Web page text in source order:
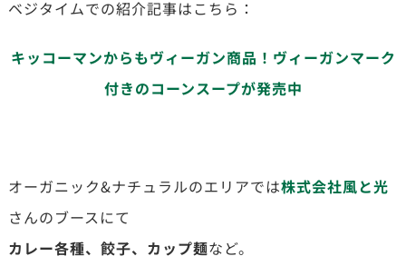
ベジタイムでの紹介記事はこちら：
キッコーマンからもヴィーガン商品！ヴィーガンマーク
付きのコーンスープが発売中
オーガニック&ナチュラルのエリアでは株式会社風と光
さんのブースにて
カレー各種、餃子、カップ麺など。